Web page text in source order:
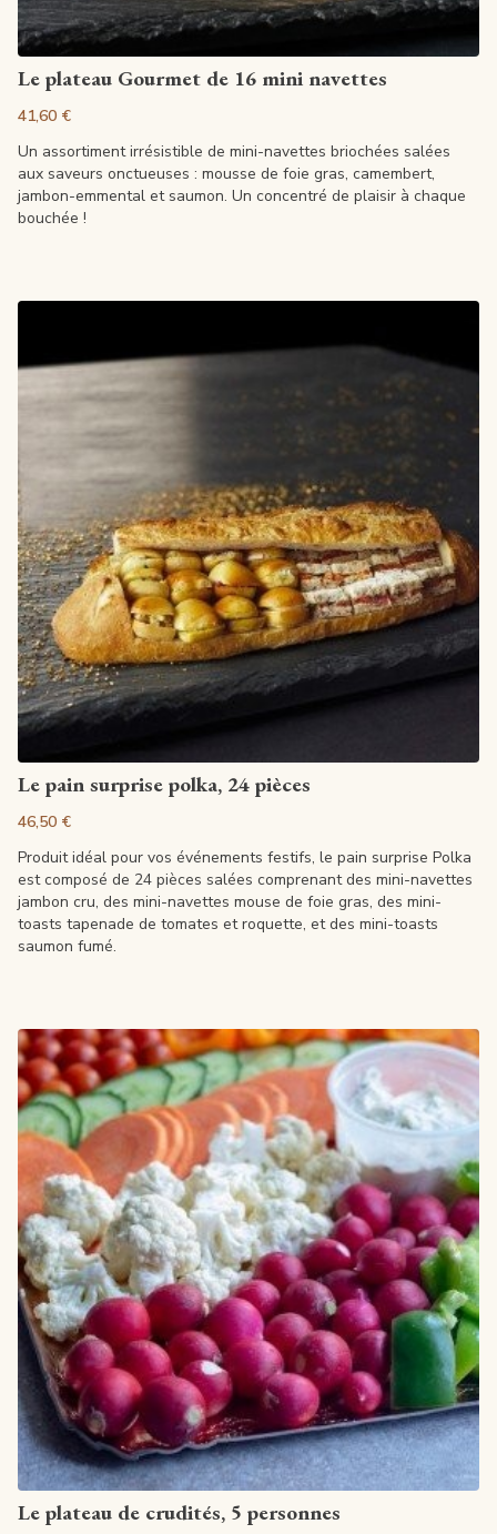
Voir la fiche
Le plateau Gourmet de 16 mini navettes
41,60 €
Un assortiment irrésistible de mini-navettes briochées salées
aux saveurs onctueuses : mousse de foie gras, camembert,
jambon-emmental et saumon. Un concentré de plaisir à chaque
bouchée !
Voir la fiche
Le pain surprise polka, 24 pièces
46,50 €
Produit idéal pour vos événements festifs, le pain surprise Polka
est composé de 24 pièces salées comprenant des mini-navettes
jambon cru, des mini-navettes mouse de foie gras, des mini-
toasts tapenade de tomates et roquette, et des mini-toasts
saumon fumé.
Voir la fiche
Le plateau de crudités, 5 personnes